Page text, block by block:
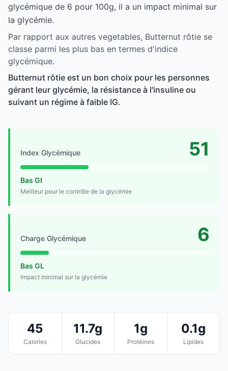
glycémique de 6 pour 100g, il a un impact minimal sur
la glycémie.
Par rapport aux autres vegetables, Butternut rôtie se
classe parmi les plus bas en termes d'indice
glycémique.
Butternut rôtie est un bon choix pour les personnes
gérant leur glycémie, la résistance à l'insuline ou
suivant un régime à faible IG.
Index Glycémique 51
Bas GI
Meilleur pour le contrôle de la glycémie
Charge Glycémique 6
Bas GL
Impact minimal sur la glycémie
45
Calories
11.7g
Glucides
1g
Protéines
0.1g
Lipides